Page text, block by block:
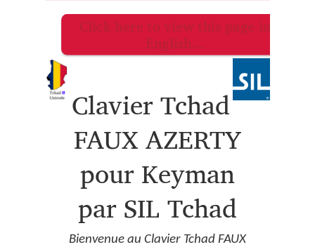
Click here to view this page in
English...
Clavier Tchad
FAUX AZERTY
pour Keyman
par SIL Tchad
Bienvenue au Clavier Tchad FAUX